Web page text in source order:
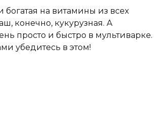
богатая на витамины из всех
конечно, кукурузная. А
просто и быстро в мультиварке.
убедитесь в этом!